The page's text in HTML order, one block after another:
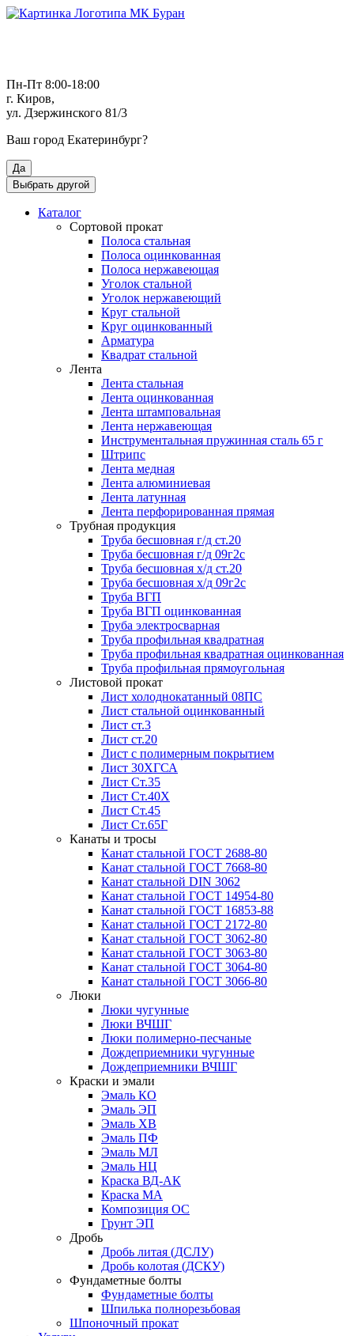
Пн-Пт 8:00-18:00
г. Киров,
ул. Дзержинского 81/3
Ваш город Екатеринбург?
Да
Выбрать другой
Каталог
Сортовой прокат
Полоса стальная
Полоса оцинкованная
Полоса нержавеющая
Уголок стальной
Уголок нержавеющий
Круг стальной
Круг оцинкованный
Арматура
Квадрат стальной
Лента
Лента стальная
Лента оцинкованная
Лента штамповальная
Лента нержавеющая
Инструментальная пружинная сталь 65 г
Штрипс
Лента медная
Лента алюминиевая
Лента латунная
Лента перфорированная прямая
Трубная продукция
Труба бесшовная г/д ст.20
Труба бесшовная г/д 09г2с
Труба бесшовная х/д ст.20
Труба бесшовная х/д 09г2с
Труба ВГП
Труба ВГП оцинкованная
Труба электросварная
Труба профильная квадратная
Труба профильная квадратная оцинкованная
Труба профильная прямоугольная
Листовой прокат
Лист холоднокатанный 08ПС
Лист стальной оцинкованный
Лист ст.3
Лист ст.20
Лист с полимерным покрытием
Лист 30ХГСА
Лист Ст.35
Лист Ст.40Х
Лист Ст.45
Лист Ст.65Г
Канаты и тросы
Канат стальной ГОСТ 2688-80
Канат стальной ГОСТ 7668-80
Канат стальной DIN 3062
Канат стальной ГОСТ 14954-80
Канат стальной ГОСТ 16853-88
Канат стальной ГОСТ 2172-80
Канат стальной ГОСТ 3062-80
Канат стальной ГОСТ 3063-80
Канат стальной ГОСТ 3064-80
Канат стальной ГОСТ 3066-80
Люки
Люки чугунные
Люки ВЧШГ
Люки полимерно-песчаные
Дождеприемники чугунные
Дождеприемники ВЧШГ
Краски и эмали
Эмаль КО
Эмаль ЭП
Эмаль ХВ
Эмаль ПФ
Эмаль МЛ
Эмаль НЦ
Краска ВД-АК
Краска МА
Композиция ОС
Грунт ЭП
Дробь
Дробь литая (ДСЛУ)
Дробь колотая (ДСКУ)
Фундаметные болты
Фундаметные болты
Шпилька полнорезьбовая
Шпоночный прокат